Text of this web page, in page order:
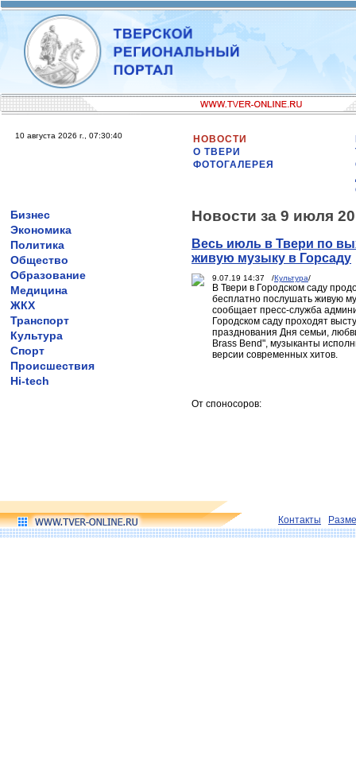
10 августа 2026 г., 07:30:40
НОВОСТИ
О ТВЕРИ
ФОТОГАЛЕРЕЯ
Бизнес
Экономика
Политика
Общество
Образование
Медицина
ЖКХ
Транспорт
Культура
Спорт
Происшествия
Hi-tech
Новости за 9 июля
Весь июль в Твери по
живую музыку в Горсаду
9.07.19 14:37 /Культура/
В Твери в Городском саду
бесплатно послушать живую
сообщает пресс-служба
Городском саду проходят
празднования Дня семьи,
Brass Bend", музыканты
версии современных хитов.
От споносоров:
Контакты